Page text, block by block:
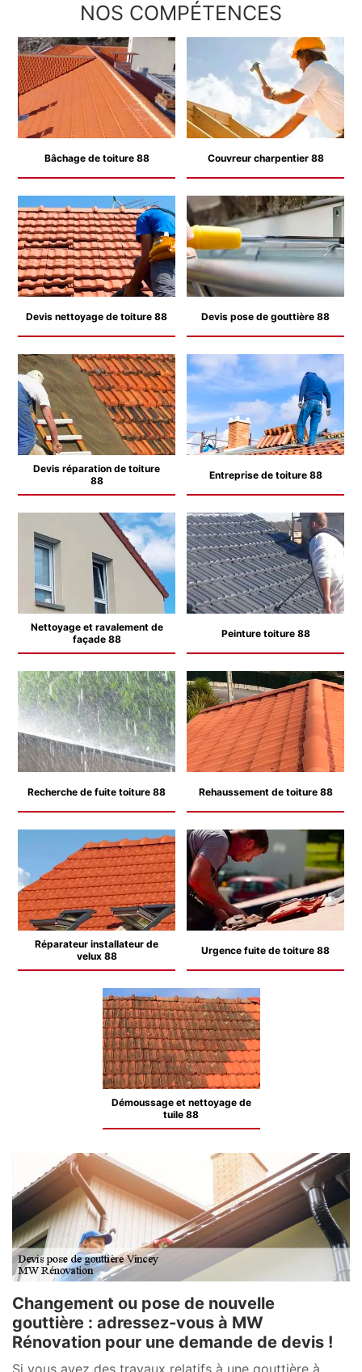
NOS COMPÉTENCES
Bâchage de toiture 88 Couvreur charpentier 88
Devis nettoyage de toiture 88 Devis pose de gouttière 88
Devis réparation de toiture
88
Entreprise de toiture 88
Nettoyage et ravalement de
façade 88
Peinture toiture 88
Recherche de fuite toiture 88 Rehaussement de toiture 88
Réparateur installateur de
velux 88
Urgence fuite de toiture 88
Démoussage et nettoyage de
tuile 88
Changement ou pose de nouvelle
gouttière : adressez-vous à MW
Rénovation pour une demande de devis !
Si vous avez des travaux relatifs à une gouttière à